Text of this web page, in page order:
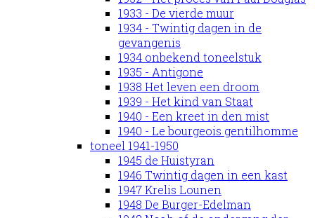
1933 - De vierde muur
1934 - Twintig dagen in de
gevangenis
1934 onbekend toneelstuk
1935 - Antigone
1938 Het leven een droom
1939 - Het kind van Staat
1940 - Een kreet in den mist
1940 - Le bourgeois gentilhomme
toneel 1941-1950
1945 de Huistyran
1946 Twintig dagen in een kast
1947 Krelis Lounen
1948 De Burger-Edelman